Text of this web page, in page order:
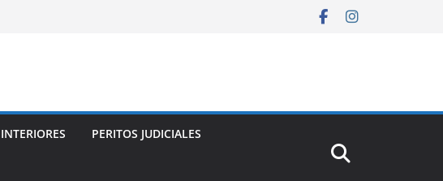
PERITOS JUDICIALES